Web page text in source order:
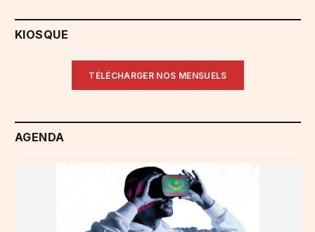
KIOSQUE
TÉLÉCHARGER NOS MENSUELS
AGENDA